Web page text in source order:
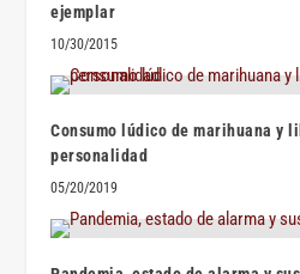
ejemplar
10/30/2015
Consumo lúdico de marihuana y
personalidad
05/20/2019